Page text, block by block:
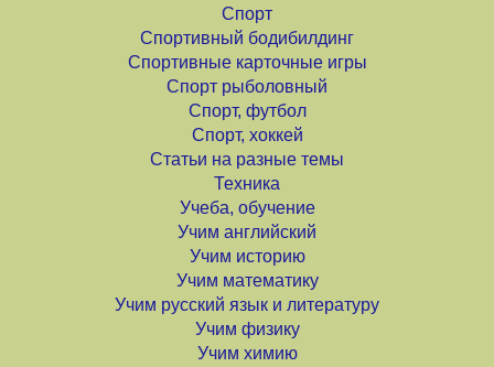
Спорт
Спортивный бодибилдинг
Спортивные карточные игры
Спорт рыболовный
Спорт, футбол
Спорт, хоккей
Статьи на разные темы
Техника
Учеба, обучение
Учим английский
Учим историю
Учим математику
Учим русский язык и литературу
Учим физику
Учим химию